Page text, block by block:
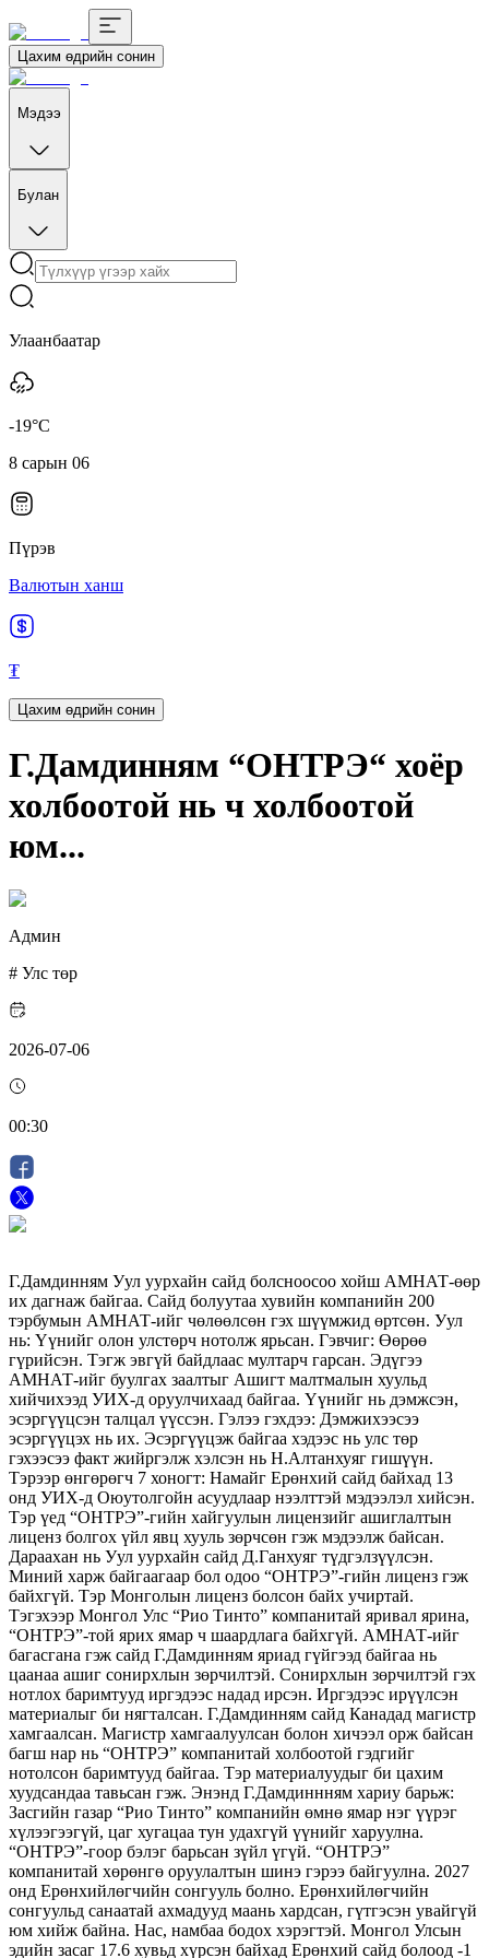
Цахим өдрийн сонин
Мэдээ
Булан
Улаанбаатар
-19°C
8 сарын 06
Пүрэв
Валютын ханш
₮
Цахим өдрийн сонин
Г.Дамдинням “ОНТРЭ“ хоёр
холбоотой нь ч холбоотой
юм...
Админ
# Улс төр
2026-07-06
00:30
Г.Дамдинням Уул уурхайн сайд болсноосоо хойш АМНАТ-өөр
их дагнаж байгаа. Сайд болуутаа хувийн компанийн 200
тэрбумын АМНАТ-ийг чөлөөлсөн гэх шүүмжид өртсөн. Уул
нь: Үүнийг олон улстөрч нотолж ярьсан. Гэвчиг: Өөрөө
гүрийсэн. Тэгж эвгүй байдлаас мултарч гарсан. Эдүгээ
АМНАТ-ийг буулгах заалтыг Ашигт малтмалын хуульд
хийчихээд УИХ-д оруулчихаад байгаа. Үүнийг нь дэмжсэн,
эсэргүүцсэн талцал үүссэн. Гэлээ гэхдээ: Дэмжихээсээ
эсэргүүцэх нь их. Эсэргүүцэж байгаа хэдээс нь улс төр
гэхээсээ факт жийргэлж хэлсэн нь Н.Алтанхуяг гишүүн.
Тэрээр өнгөрөгч 7 хоногт: Намайг Ерөнхий сайд байхад 13
онд УИХ-д Оюутолгойн асуудлаар нээлттэй мэдээлэл хийсэн.
Тэр үед “ОНТРЭ”-гийн хайгуулын лицензийг ашиглалтын
лиценз болгох үйл явц хууль зөрчсөн гэж мэдээлж байсан.
Дараахан нь Уул уурхайн сайд Д.Ганхуяг түдгэлзүүлсэн.
Миний харж байгаагаар бол одоо “ОНТРЭ”-гийн лиценз гэж
байхгүй. Тэр Монголын лиценз болсон байх учиртай.
Тэгэхээр Монгол Улс “Рио Тинто” компанитай яривал ярина,
“ОНТРЭ”-той ярих ямар ч шаардлага байхгүй. АМНАТ-ийг
багасгана гэж сайд Г.Дамдинням яриад гүйгээд байгаа нь
цаанаа ашиг сонирхлын зөрчилтэй. Сонирхлын зөрчилтэй гэх
нотлох баримтууд иргэдээс надад ирсэн. Иргэдээс ирүүлсэн
материалыг би нягталсан. Г.Дамдинням сайд Канадад магистр
хамгаалсан. Магистр хамгаалуулсан болон хичээл орж байсан
багш нар нь “ОНТРЭ” компанитай холбоотой гэдгийг
нотолсон баримтууд байгаа. Тэр материалуудыг би цахим
хуудсандаа тавьсан гэж. Энэнд Г.Дамдиннням хариу барьж:
Засгийн газар “Рио Тинто” компанийн өмнө ямар нэг үүрэг
хүлээгээгүй, цаг хугацаа тун удахгүй үүнийг харуулна.
“ОНТРЭ”-гоор бэлэг барьсан зүйл үгүй. “ОНТРЭ”
компанитай хөрөнгө оруулалтын шинэ гэрээ байгуулна. 2027
онд Ерөнхийлөгчийн сонгууль болно. Ерөнхийлөгчийн
сонгуульд санаатай ахмадууд маань хардсан, гүтгэсэн увайгүй
юм хийж байна. Нас, намбаа бодох хэрэгтэй. Монгол Улсын
эдийн засаг 17.6 хувьд хүрсэн байхад Ерөнхий сайд болоод -1